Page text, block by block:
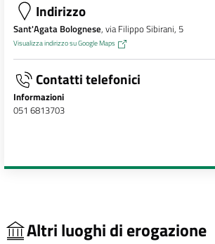
Indirizzo
Sant'Agata Bolognese, via Filippo Sibirani, 5
Visualizza indirizzo su Google Maps
Contatti telefonici
Informazioni
051 6813703
Altri luoghi di erogazione